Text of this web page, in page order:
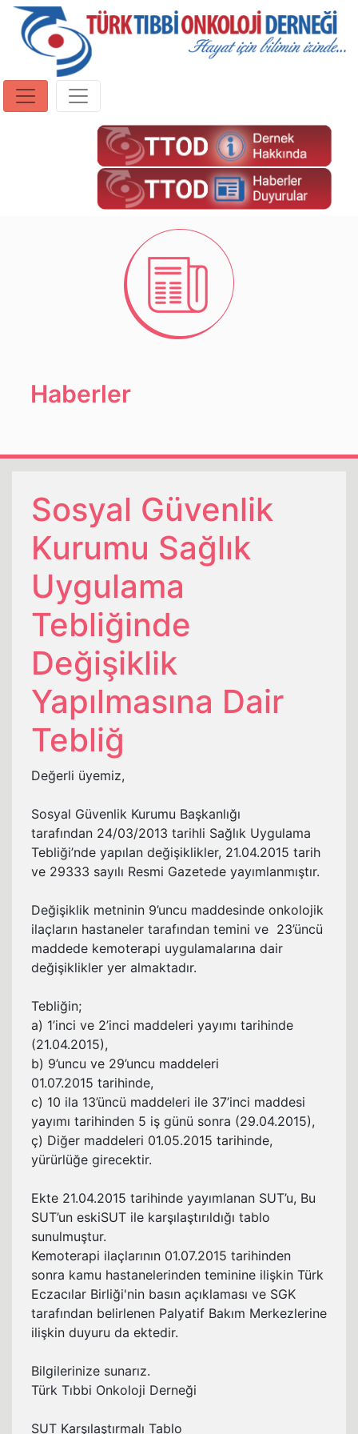
Haberler
Sosyal Güvenlik
Kurumu Sağlık
Uygulama
Tebliğinde
Değişiklik
Yapılmasına Dair
Tebliğ
Değerli üyemiz,
Sosyal Güvenlik Kurumu Başkanlığı
tarafından 24/03/2013 tarihli Sağlık Uygulama
Tebliği’nde yapılan değişiklikler, 21.04.2015 tarih
ve 29333 sayılı Resmi Gazetede yayımlanmıştır.
Değişiklik metninin 9’uncu maddesinde onkolojik
ilaçların hastaneler tarafından temini ve 23’üncü
maddede kemoterapi uygulamalarına dair
değişiklikler yer almaktadır.
Tebliğin;
a) 1’inci ve 2’inci maddeleri yayımı tarihinde
(21.04.2015),
b) 9’uncu ve 29’uncu maddeleri
01.07.2015 tarihinde,
c) 10 ila 13’üncü maddeleri ile 37’inci maddesi
yayımı tarihinden 5 iş günü sonra (29.04.2015),
ç) Diğer maddeleri 01.05.2015 tarihinde,
yürürlüğe girecektir.
Ekte 21.04.2015 tarihinde yayımlanan SUT’u, Bu
SUT’un eskiSUT ile karşılaştırıldığı tablo
sunulmuştur.
Kemoterapi ilaçlarının 01.07.2015 tarihinden
sonra kamu hastanelerinden teminine ilişkin Türk
Eczacılar Birliği'nin basın açıklaması ve SGK
tarafından belirlenen Palyatif Bakım Merkezlerine
ilişkin duyuru da ektedir.
Bilgilerinize sunarız.
Türk Tıbbi Onkoloji Derneği
SUT Karşılaştırmalı Tablo